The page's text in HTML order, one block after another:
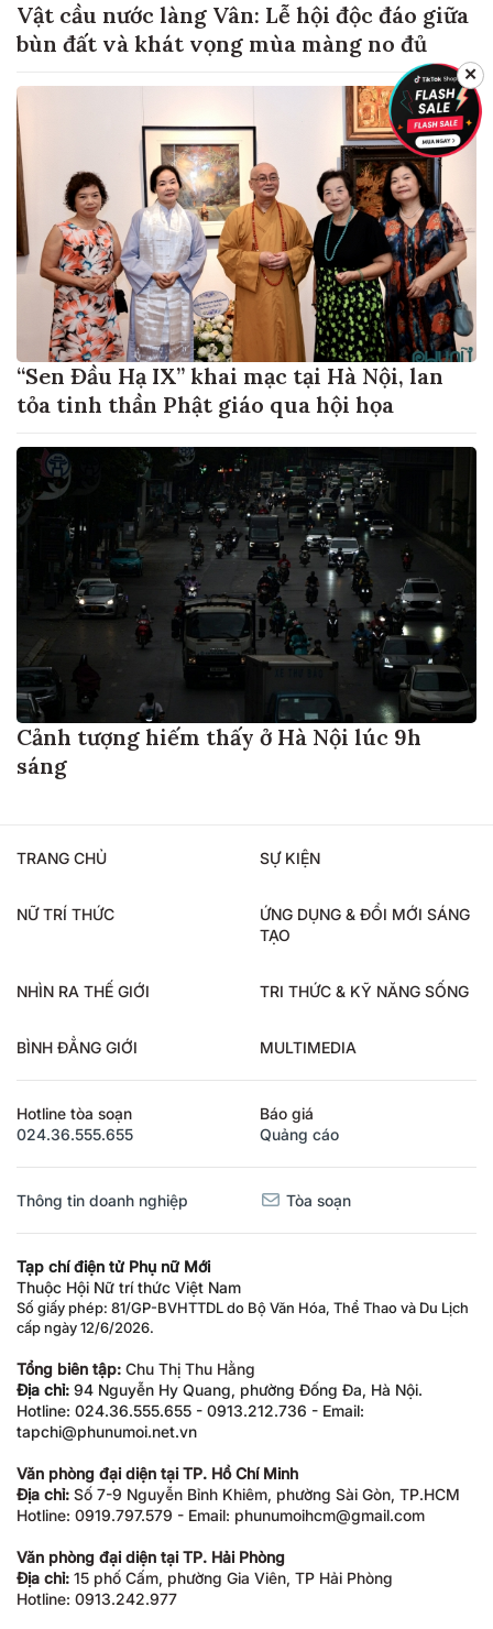
Vật cầu nước làng Vân: Lễ hội độc đáo giữa
bùn đất và khát vọng mùa màng no đủ
“Sen Đầu Hạ IX” khai mạc tại Hà Nội, lan
tỏa tinh thần Phật giáo qua hội họa
Cảnh tượng hiếm thấy ở Hà Nội lúc 9h
sáng
TRANG CHỦ SỰ KIỆN
NỮ TRÍ THỨC
ỨNG DỤNG & ĐỔI MỚI SÁNG
TẠO
NHÌN RA THẾ GIỚI TRI THỨC & KỸ NĂNG SỐNG
BÌNH ĐẲNG GIỚI MULTIMEDIA
Hotline tòa soạn
024.36.555.655
Báo giá
Quảng cáo
Thông tin doanh nghiệp Tòa soạn
Tạp chí điện tử Phụ nữ Mới
Thuộc Hội Nữ trí thức Việt Nam
Số giấy phép: 81/GP-BVHTTDL do Bộ Văn Hóa, Thể Thao và Du Lịch
cấp ngày 12/6/2026.
Tổng biên tập: Chu Thị Thu Hằng
Địa chỉ: 94 Nguyễn Hy Quang, phường Đống Đa, Hà Nội.
Hotline: 024.36.555.655 - 0913.212.736 - Email:
tapchi@phunumoi.net.vn
Văn phòng đại diện tại TP. Hồ Chí Minh
Địa chỉ: Số 7-9 Nguyễn Bỉnh Khiêm, phường Sài Gòn, TP.HCM
Hotline: 0919.797.579 - Email: phunumoihcm@gmail.com
Văn phòng đại diện tại TP. Hải Phòng
Địa chỉ: 15 phố Cấm, phường Gia Viên, TP Hải Phòng
Hotline: 0913.242.977
✕